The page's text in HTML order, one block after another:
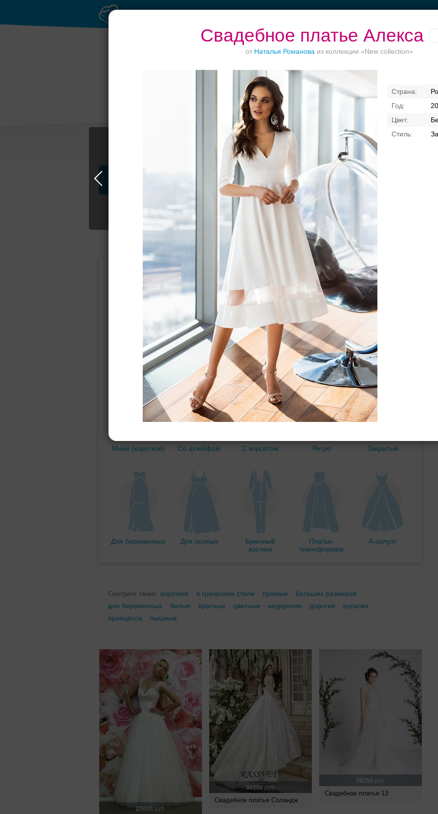
Свадебное платье Алекса
от Наталья Романова из коллекции «New collection»
Торжества за
городом
Свадебные платья Банкет Транспорт
Свадебные платья
Подбор свадебного платья
Ампир
(греческий)
Прямое Русалка Принцесса Бальное
Мини (короткое) Со шлейфом С корсетом Ретро Закрытые
Для беременных Для полных
Брючный
костюм
Платье-
трансформер
А-силуэт
Смотрите также: короткие в греческом стиле прямые
больших размеров
для беременных
белые красные цветные недорогие дорогие
русалка
принцесса
пышные
25000 руб.
36000 руб.
Свадебное платье Соландж
39250 руб.
Свадебное платье 13